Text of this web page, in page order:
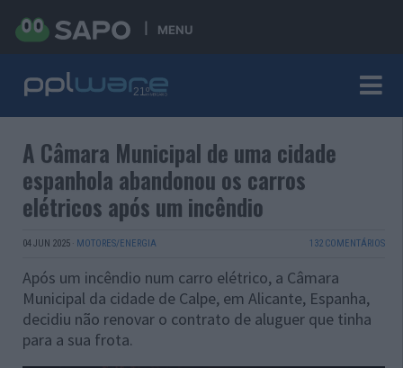
MENU
A Câmara Municipal de uma cidade
espanhola abandonou os carros
elétricos após um incêndio
04 JUN 2025 · MOTORES/ENERGIA 132 COMENTÁRIOS
Após um incêndio num carro elétrico, a Câmara
Municipal da cidade de Calpe, em Alicante, Espanha,
decidiu não renovar o contrato de aluguer que tinha
para a sua frota.